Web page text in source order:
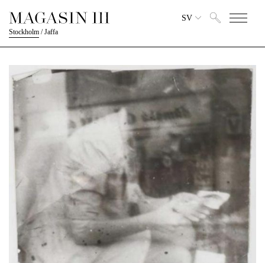
Stockholm /Jaffa
SV